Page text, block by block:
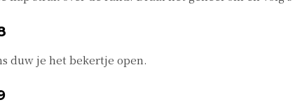
duw je het bekertje open.